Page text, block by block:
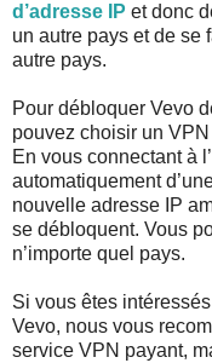
d’adresse IP et donc
un autre pays et de se
autre pays.
Pour débloquer Vevo
pouvez choisir un
En vous connectant à
automatiquement
nouvelle adresse IP
se débloquent. Vous
n’importe quel pays.
Si vous êtes
Vevo, nous vous
service VPN payant,